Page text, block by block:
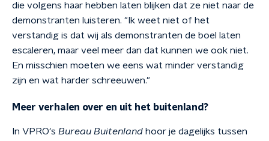
die volgens haar hebben laten blijken dat ze niet naar de
demonstranten luisteren. "Ik weet niet of het
verstandig is dat wij als demonstranten de boel laten
escaleren, maar veel meer dan dat kunnen we ook niet.
En misschien moeten we eens wat minder verstandig
zijn en wat harder schreeuwen."
Meer verhalen over en uit het buitenland?
In VPRO's Bureau Buitenland hoor je dagelijks tussen